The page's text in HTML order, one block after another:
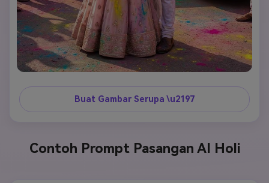
Buat Gambar Serupa \u2197
Contoh Prompt Pasangan AI Holi